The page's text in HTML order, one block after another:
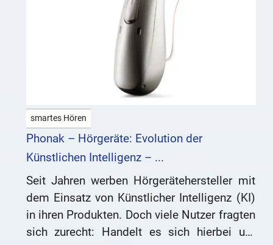
smartes Hören
Phonak – Hörgeräte: Evolution der
Künstlichen Intelligenz – ...
Seit Jahren werben Hörgerätehersteller mit
dem Einsatz von Künstlicher Intelligenz (KI)
in ihren Produkten. Doch viele Nutzer fragten
sich zurecht: Handelt es sich hierbei um